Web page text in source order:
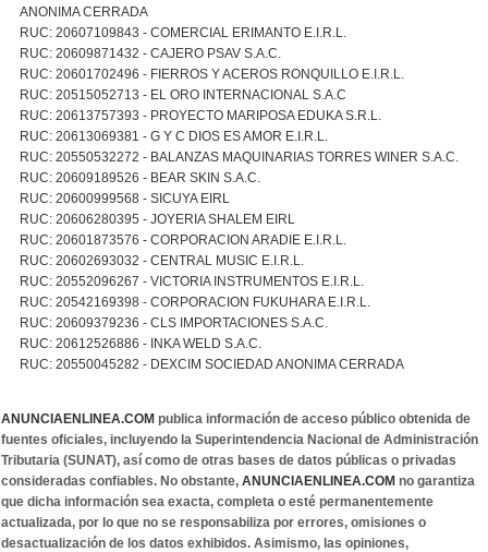
ANONIMA CERRADA
RUC: 20607109843 - COMERCIAL ERIMANTO E.I.R.L.
RUC: 20609871432 - CAJERO PSAV S.A.C.
RUC: 20601702496 - FIERROS Y ACEROS RONQUILLO E.I.R.L.
RUC: 20515052713 - EL ORO INTERNACIONAL S.A.C
RUC: 20613757393 - PROYECTO MARIPOSA EDUKA S.R.L.
RUC: 20613069381 - G Y C DIOS ES AMOR E.I.R.L.
RUC: 20550532272 - BALANZAS MAQUINARIAS TORRES WINER S.A.C.
RUC: 20609189526 - BEAR SKIN S.A.C.
RUC: 20600999568 - SICUYA EIRL
RUC: 20606280395 - JOYERIA SHALEM EIRL
RUC: 20601873576 - CORPORACION ARADIE E.I.R.L.
RUC: 20602693032 - CENTRAL MUSIC E.I.R.L.
RUC: 20552096267 - VICTORIA INSTRUMENTOS E.I.R.L.
RUC: 20542169398 - CORPORACION FUKUHARA E.I.R.L.
RUC: 20609379236 - CLS IMPORTACIONES S.A.C.
RUC: 20612526886 - INKA WELD S.A.C.
RUC: 20550045282 - DEXCIM SOCIEDAD ANONIMA CERRADA
ANUNCIAENLINEA.COM publica información de acceso público obtenida de
fuentes oficiales, incluyendo la Superintendencia Nacional de Administración
Tributaria (SUNAT), así como de otras bases de datos públicas o privadas
consideradas confiables. No obstante, ANUNCIAENLINEA.COM no garantiza
que dicha información sea exacta, completa o esté permanentemente
actualizada, por lo que no se responsabiliza por errores, omisiones o
desactualización de los datos exhibidos. Asimismo, las opiniones,